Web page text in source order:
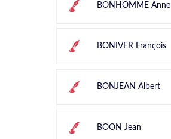
BONHOMME Anne
BONIVER François
BONJEAN Albert
BOON Jean